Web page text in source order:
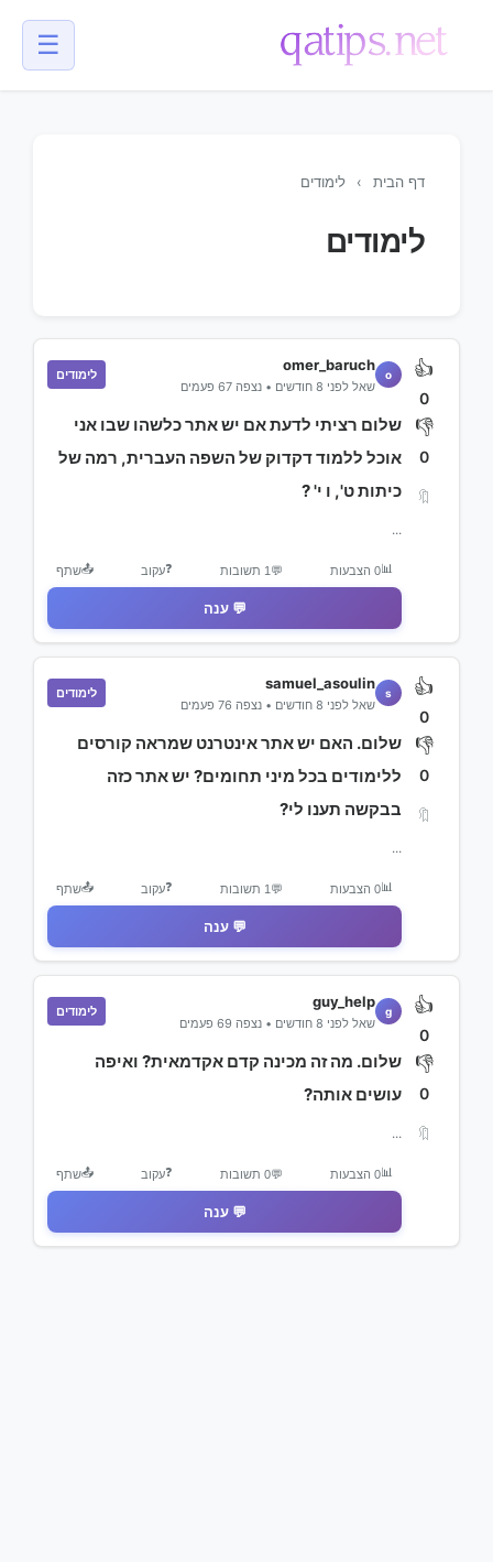
☰
דף הבית › לימודים
לימודים
👍
0
👎
0
🔖
o
omer_baruch
שאל לפני 8 חודשים • נצפה 67 פעמים
לימודים
שלום רציתי לדעת אם יש אתר כלשהו שבו אני
אוכל ללמוד דקדוק של השפה העברית, רמה של
כיתות ט', ו י' ?
...
📊0 הצבעות 💬 1 תשובות ❓עקוב 📤שתף
💬 ענה
👍
0
👎
0
🔖
s
samuel_asoulin
שאל לפני 8 חודשים • נצפה 76 פעמים
לימודים
שלום. האם יש אתר אינטרנט שמראה קורסים
ללימודים בכל מיני תחומים? יש אתר כזה
בבקשה תענו לי?
...
📊0 הצבעות 💬 1 תשובות ❓עקוב 📤שתף
💬 ענה
👍
0
👎
0
🔖
g
guy_help
שאל לפני 8 חודשים • נצפה 69 פעמים
לימודים
שלום. מה זה מכינה קדם אקדמאית? ואיפה
עושים אותה?
...
📊0 הצבעות 💬0 תשובות ❓עקוב 📤שתף
💬 ענה